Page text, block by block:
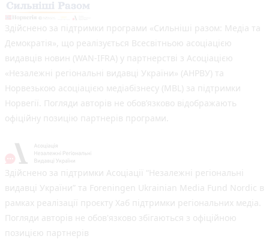
Здійснено за підтримки програми «Сильніші разом: Медіа та
Демократія», що реалізується Всесвітньою асоціацією
видавців новин (WAN-IFRA) у партнерстві з Асоціацією
«Незалежні регіональні видавці України» (АНРВУ) та
Норвезькою асоціацією медіабізнесу (MBL) за підтримки
Норвегії. Погляди авторів не обов’язково відображають
офіційну позицію партнерів програми.
Здійснено за підтримки Асоціації “Незалежні регіональні
видавці України” та Foreningen Ukrainian Media Fund Nordic в
рамках реалізації проєкту Хаб підтримки регіональних медіа.
Погляди авторів не обов'язково збігаються з офіційною
позицією партнерів